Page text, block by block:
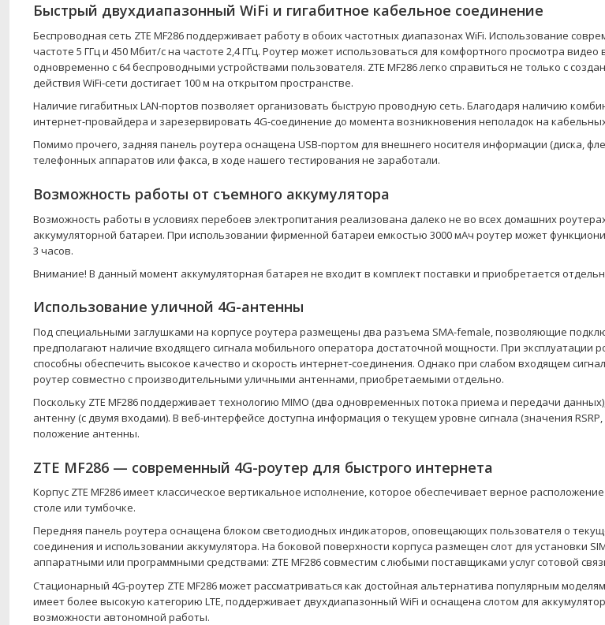
Быстрый двухдиапазонный WiFi и гигабитное кабельное соединение
Беспроводная сеть ZTE MF286 поддерживает работу в обоих частотных диапазонах WiFi. Использование
частоте 5 ГГц и 450 Мбит/с на частоте 2,4 ГГц. Роутер может использоваться для комфортного просмотра
одновременно с 64 беспроводными устройствами пользователя. ZTE MF286 легко справиться не только с
действия WiFi-сети достигает 100 м на открытом пространстве.
Наличие гигабитных LAN-портов позволяет организовать быструю проводную сеть. Благодаря наличию
интернет-провайдера и зарезервировать 4G-соединение до момента возникновения неполадок на
Помимо прочего, задняя панель роутера оснащена USB-портом для внешнего носителя информации (диска,
телефонных аппаратов или факса, в ходе нашего тестирования не заработали.
Возможность работы от съемного аккумулятора
Возможность работы в условиях перебоев электропитания реализована далеко не во всех домашних
аккумуляторной батареи. При использовании фирменной батареи емкостью 3000 мАч роутер может
3 часов.
Внимание! В данный момент аккумуляторная батарея не входит в комплект поставки и приобретается
Использование уличной 4G-антенны
Под специальными заглушками на корпусе роутера размещены два разъема SMA-female, позволяющие
предполагают наличие входящего сигнала мобильного оператора достаточной мощности. При эксплуатации
способны обеспечить высокое качество и скорость интернет-соединения. Однако при слабом входящем
роутер совместно с производительными уличными антеннами, приобретаемыми отдельно.
Поскольку ZTE MF286 поддерживает технологию MIMO (два одновременных потока приема и передачи
антенну (с двумя входами). В веб-интерфейсе доступна информация о текущем уровне сигнала (значения
положение антенны.
ZTE MF286 — современный 4G-роутер для быстрого интернета
Корпус ZTE MF286 имеет классическое вертикальное исполнение, которое обеспечивает верное
столе или тумбочке.
Передняя панель роутера оснащена блоком светодиодных индикаторов, оповещающих пользователя о
соединения и использовании аккумулятора. На боковой поверхности корпуса размещен слот для установки
аппаратными или программными средствами: ZTE MF286 совместим с любыми поставщиками услуг сотовой
Стационарный 4G-роутер ZTE MF286 может рассматриваться как достойная альтернатива популярным
имеет более высокую категорию LTE, поддерживает двухдиапазонный WiFi и оснащена слотом для
возможности автономной работы.